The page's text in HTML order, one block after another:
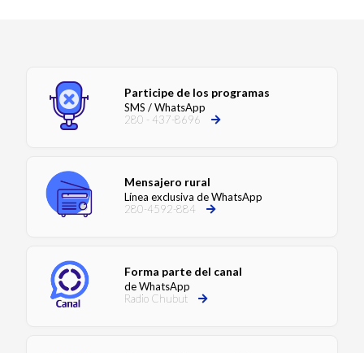
Participe de los programas
SMS / WhatsApp
280 - 437-8696
Mensajero rural
Línea exclusiva de WhatsApp
280-4592-884
Forma parte del canal
de WhatsApp
Radio Chubut